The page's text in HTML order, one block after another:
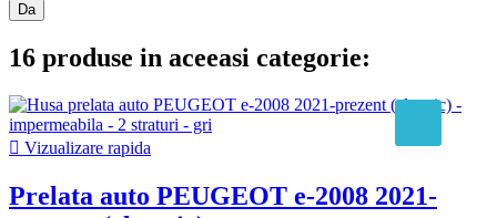
Da
16 produse in aceeasi categorie:
 Vizualizare rapida
Prelata auto PEUGEOT e-2008 2021-